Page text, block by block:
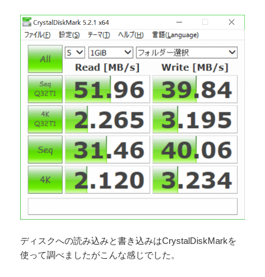
ディスクへの読み込みと書き込みはCrystalDiskMarkを
使って調べましたがこんな感じでした。